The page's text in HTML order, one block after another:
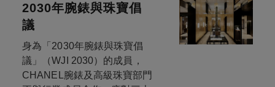
2030年腕錶與珠寶倡
議
身為「2030年腕錶與珠寶倡
議」（WJI 2030）的成員，
CHANEL腕錶及高級珠寶部門